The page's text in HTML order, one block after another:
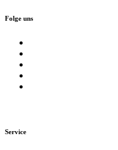
Folge uns
Service